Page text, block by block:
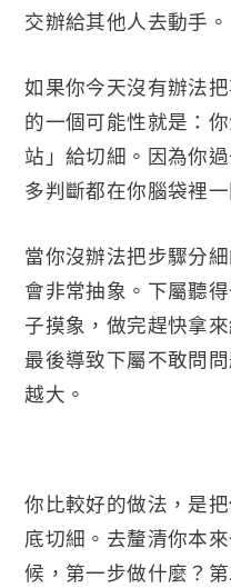
交辦給其他人去動手。
如果你今天沒有辦法
的一個可能性就是：
站」給切細。因為你
多判斷都在你腦袋裡
當你沒辦法把步驟分
會非常抽象。下屬聽
子摸象，做完趕快拿
最後導致下屬不敢問
越大。
你比較好的做法，是
底切細。去釐清你本
候，第一步做什麼？